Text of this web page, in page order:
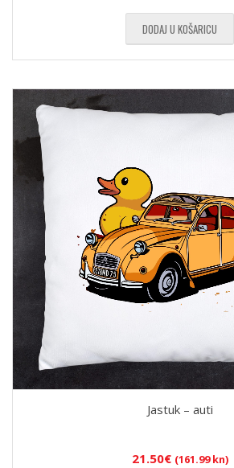
DODAJ U KOŠARICU
Jastuk – auti
21.50€ (161.99 kn)